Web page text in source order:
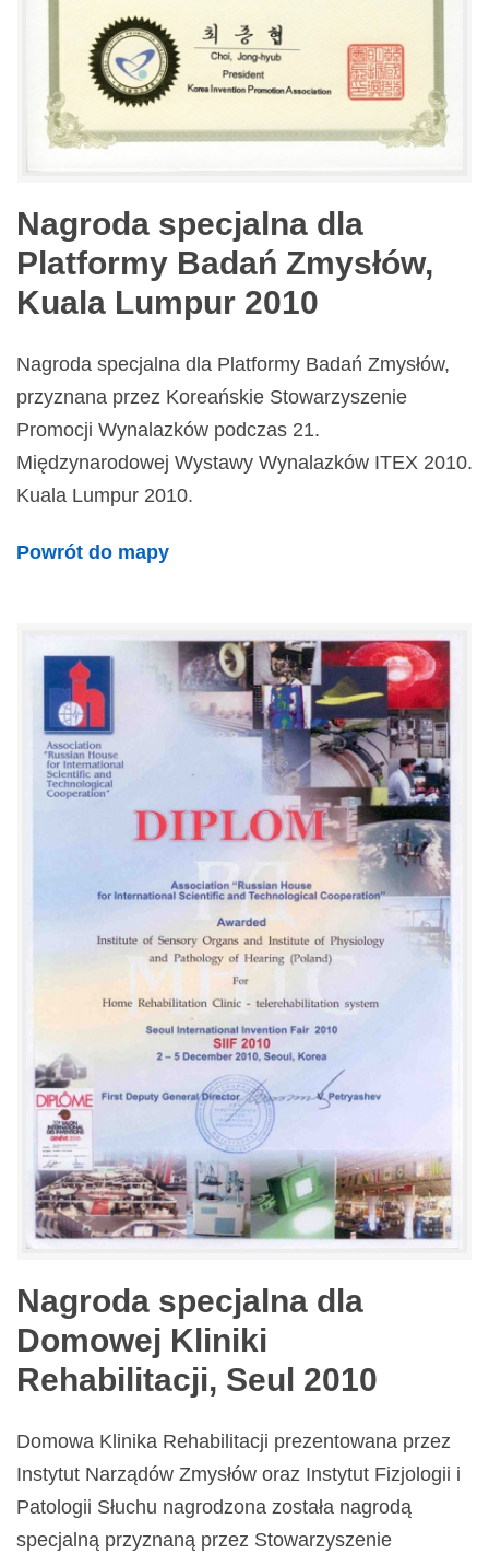
Nagroda specjalna dla
Platformy Badań Zmysłów,
Kuala Lumpur 2010
Nagroda specjalna dla Platformy Badań Zmysłów,
przyznana przez Koreańskie Stowarzyszenie
Promocji Wynalazków podczas 21.
Międzynarodowej Wystawy Wynalazków ITEX 2010.
Kuala Lumpur 2010.
Powrót do mapy
Nagroda specjalna dla
Domowej Kliniki
Rehabilitacji, Seul 2010
Domowa Klinika Rehabilitacji prezentowana przez
Instytut Narządów Zmysłów oraz Instytut Fizjologii i
Patologii Słuchu nagrodzona została nagrodą
specjalną przyznaną przez Stowarzyszenie